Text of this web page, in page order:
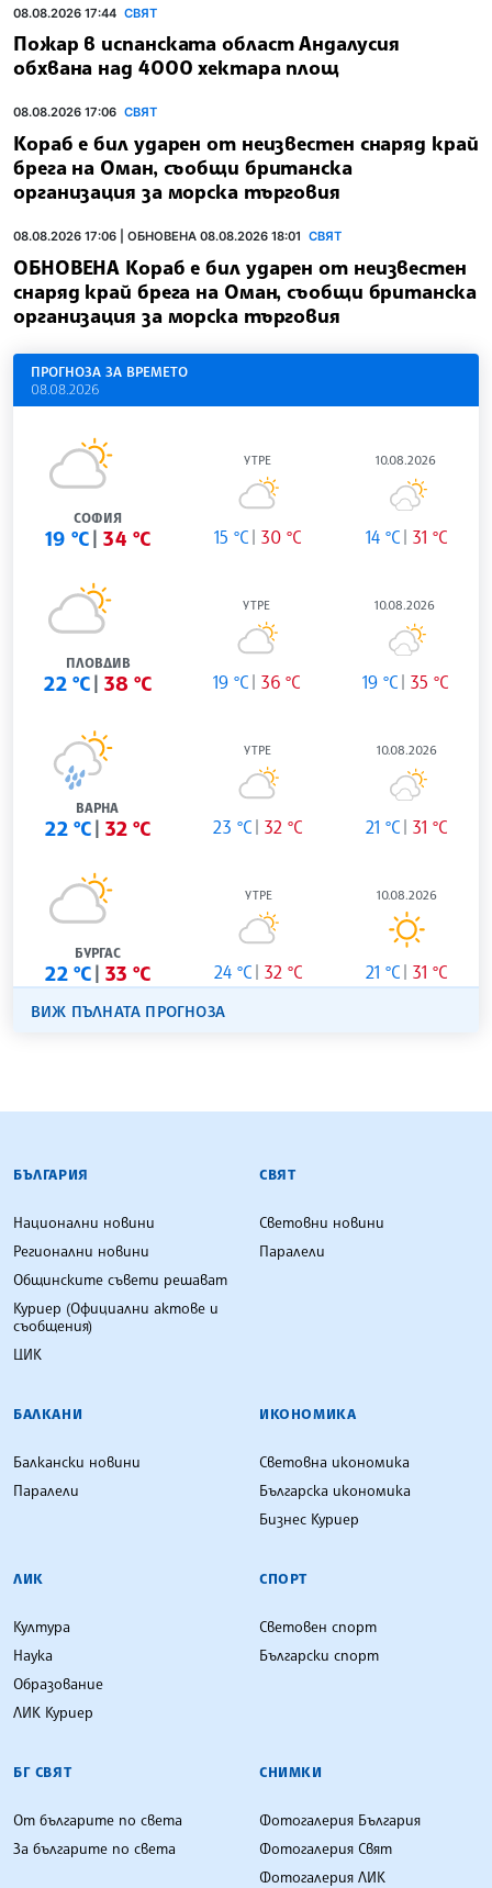
08.08.2026 17:44 СВЯТ
Пожар в испанската област Андалусия
обхвана над 4000 хектара площ
08.08.2026 17:06 СВЯТ
Кораб е бил ударен от неизвестен снаряд край
брега на Оман, съобщи британска
организация за морска търговия
08.08.2026 17:06 | ОБНОВЕНА 08.08.2026 18:01 СВЯТ
ОБНОВЕНА Кораб е бил ударен от неизвестен
снаряд край брега на Оман, съобщи британска
организация за морска търговия
ПРОГНОЗА ЗА ВРЕМЕТО
08.08.2026
СОФИЯ
19 °C 34 °C
УТРЕ
15 °C 30 °C
10.08.2026
14 °C 31 °C
ПЛОВДИВ
22 °C 38 °C
УТРЕ
19 °C 36 °C
10.08.2026
19 °C 35 °C
ВАРНА
22 °C 32 °C
УТРЕ
23 °C 32 °C
10.08.2026
21 °C 31 °C
БУРГАС
22 °C 33 °C
УТРЕ
24 °C 32 °C
10.08.2026
21 °C 31 °C
ВИЖ ПЪЛНАТА ПРОГНОЗА
БЪЛГАРСКА ТЕЛЕГРАФНА АГЕНЦИЯ
БЪЛГАРИЯ
Национални новини
Регионални новини
Общинските съвети решават
Куриер (Официални актове и
съобщения)
ЦИК
СВЯТ
Световни новини
Паралели
БАЛКАНИ
Балкански новини
Паралели
ИКОНОМИКА
Световна икономика
Българска икономика
Бизнес Куриер
ЛИК
Култура
Наука
Образование
ЛИК Куриер
СПОРТ
Световен спорт
Български спорт
БГ СВЯТ
От българите по света
За българите по света
СНИМКИ
Фотогалерия България
Фотогалерия Свят
Фотогалерия ЛИК